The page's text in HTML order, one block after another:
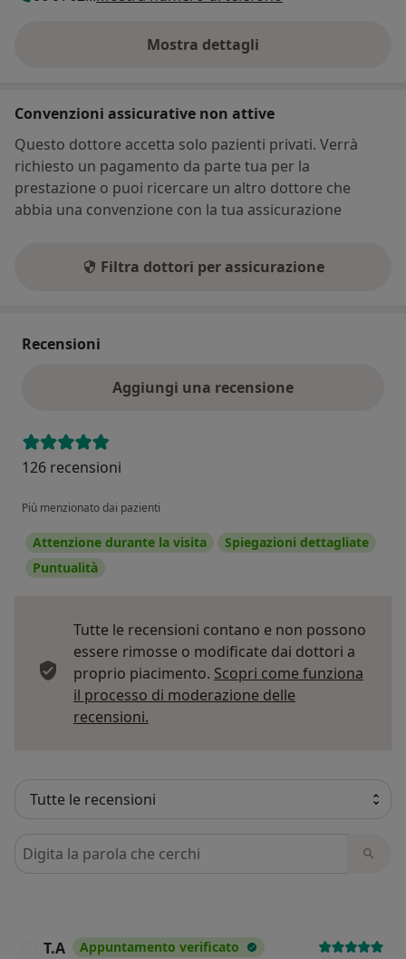
Mostra dettagli
sull'indirizzo
Convenzioni assicurative non attive
Questo dottore accetta solo pazienti privati. Verrà
richiesto un pagamento da parte tua per la
prestazione o puoi ricercare un altro dottore che
abbia una convenzione con la tua assicurazione
Filtra dottori per assicurazione
Recensioni
Aggiungi una recensione
126 recensioni
Più menzionato dai pazienti
Attenzione durante la visita
Spiegazioni dettagliate
Puntualità
Tutte le recensioni contano e non possono
essere rimosse o modificate dai dottori a
proprio piacimento. Scopri come funziona
il processo di moderazione delle
recensioni.
Cerca nelle recensioni
T.A Appuntamento verificato